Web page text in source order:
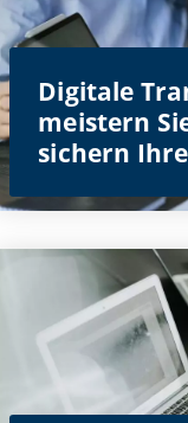
Digitale
meistern
sichern